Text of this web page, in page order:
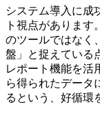
システム導入に成
ト視点があります
のツールではなく
盤」と捉えている
レポート機能を活
ら得られたデータ
るという、好循環